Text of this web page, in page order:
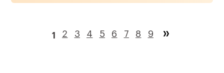
Paginación
Página
1 Página
2 Página
3 Página
4 Página
5 Página
6 Página
7 Página
8 Página
9